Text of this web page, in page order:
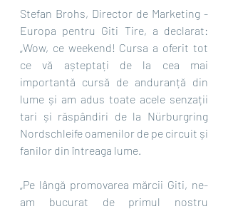
Stefan Brohs, Director de Marketing -
Europa pentru Giti Tire, a declarat:
„Wow, ce weekend! Cursa a oferit tot
ce vă așteptați de la cea mai
importantă cursă de anduranță din
lume și am adus toate acele senzații
tari și răspândiri de la Nürburgring
Nordschleife oamenilor de pe circuit și
fanilor din întreaga lume.
„Pe lângă promovarea mărcii Giti, ne-
am bucurat de primul nostru